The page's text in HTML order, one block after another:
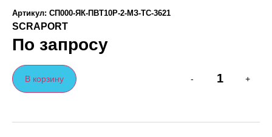
Артикул: СП000-ЯК-ПВТ10Р-2-МЗ-ТС-3621
SCRAPORT
По запросу
- +
В корзину